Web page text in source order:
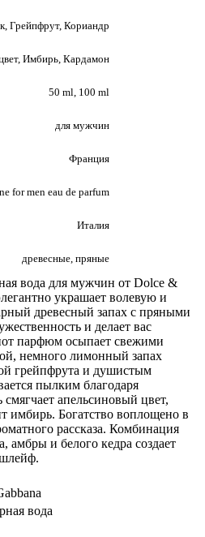
Грейпфрут, Кориандр
Имбирь, Кардамон
50 ml, 100 ml
для мужчин
Франция
for men eau de parfum
Италия
древесные, пряные
вода для мужчин от Dolce &
украшает волевую и
древесный запах с пряными
и делает вас
парфюм осыпает свежими
немного лимонный запах
грейпфрута и душистым
пылким благодаря
апельсиновый цвет,
имбирь. Богатство воплощено в
рассказа. Комбинация
амбры и белого кедра создает
вода